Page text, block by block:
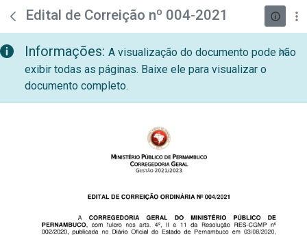
Pular para o Conteúdo principal
teste descricao
Edital de Correição nº 004-2021
Informações: A visualização do documento pode não
exibir todas as páginas. Baixe ele para visualizar o
documento completo.